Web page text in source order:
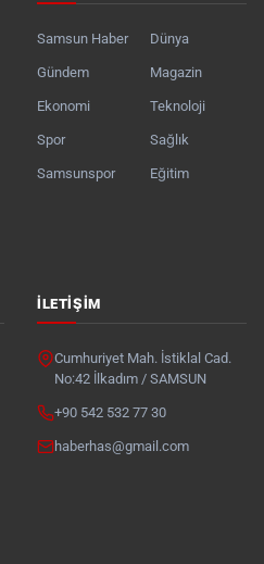
Samsun Haber
Gündem
Ekonomi
Spor
Samsunspor
Dünya
Magazin
Teknoloji
Sağlık
Eğitim
İLETIŞIM
Cumhuriyet Mah. İstiklal Cad.
No:42 İlkadım / SAMSUN
+90 542 532 77 30
haberhas@gmail.com